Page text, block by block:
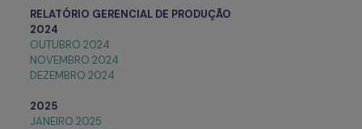
RELATÓRIO GERENCIAL DE PRODUÇÃO
2024
OUTUBRO 2024
NOVEMBRO 2024
DEZEMBRO 2024
2025
JANEIRO 2025